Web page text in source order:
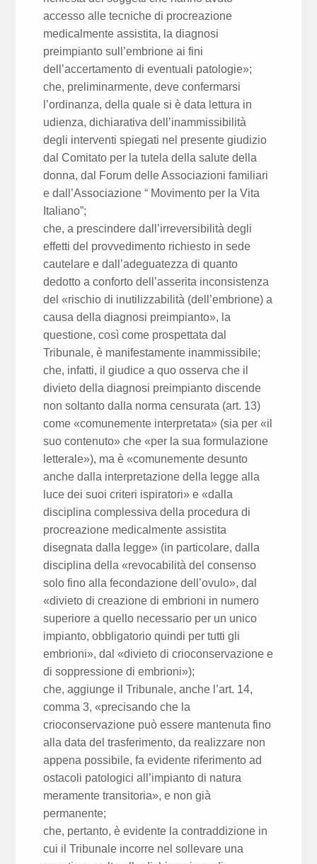
accesso alle tecniche di procreazione
medicalmente assistita, la diagnosi
preimpianto sull’embrione ai fini
dell’accertamento di eventuali patologie»;
che, preliminarmente, deve confermarsi
l’ordinanza, della quale si è data lettura in
udienza, dichiarativa dell’inammissibilità
degli interventi spiegati nel presente giudizio
dal Comitato per la tutela della salute della
donna, dal Forum delle Associazioni familiari
e dall’Associazione “ Movimento per la Vita
Italiano”;
che, a prescindere dall’irreversibilità degli
effetti del provvedimento richiesto in sede
cautelare e dall’adeguatezza di quanto
dedotto a conforto dell’asserita inconsistenza
del «rischio di inutilizzabilità (dell’embrione) a
causa della diagnosi preimpianto», la
questione, così come prospettata dal
Tribunale, è manifestamente inammissibile;
che, infatti, il giudice a quo osserva che il
divieto della diagnosi preimpianto discende
non soltanto dalla norma censurata (art. 13)
come «comunemente interpretata» (sia per «il
suo contenuto» che «per la sua formulazione
letterale»), ma è «comunemente desunto
anche dalla interpretazione della legge alla
luce dei suoi criteri ispiratori» e «dalla
disciplina complessiva della procedura di
procreazione medicalmente assistita
disegnata dalla legge» (in particolare, dalla
disciplina della «revocabilità del consenso
solo fino alla fecondazione dell’ovulo», dal
«divieto di creazione di embrioni in numero
superiore a quello necessario per un unico
impianto, obbligatorio quindi per tutti gli
embrioni», dal «divieto di crioconservazione e
di soppressione di embrioni»);
che, aggiunge il Tribunale, anche l’art. 14,
comma 3, «precisando che la
crioconservazione può essere mantenuta fino
alla data del trasferimento, da realizzare non
appena possibile, fa evidente riferimento ad
ostacoli patologici all’impianto di natura
meramente transitoria», e non già
permanente;
che, pertanto, è evidente la contraddizione in
cui il Tribunale incorre nel sollevare una